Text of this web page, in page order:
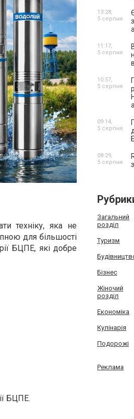
техніку, яка не
для більшості
БЦПЕ, які добре
БЦПЕ.
13:28,
5 серпня
11:17,
5 серпня
10:57,
5 серпня
09:14,
5 серпня
08:29,
5 серпня
Загальний
розділ
Туризм
Бізнес
Жіночий
розділ
Економіка
Кулінарія
Подорожі
Реклама